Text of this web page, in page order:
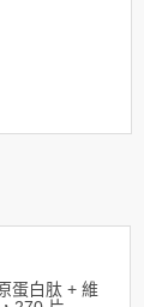
蛋白肽 + 維